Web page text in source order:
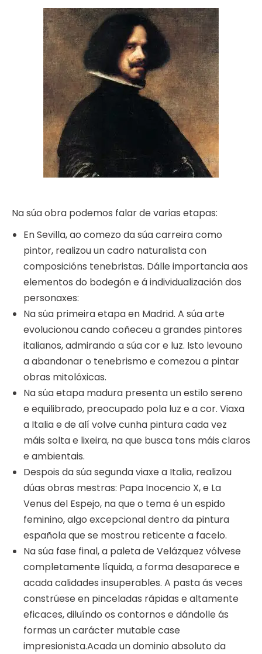
Na súa obra podemos falar de varias etapas:
En Sevilla, ao comezo da súa carreira como
pintor, realizou un cadro naturalista con
composicións tenebristas. Dálle importancia aos
elementos do bodegón e á individualización dos
personaxes:
Na súa primeira etapa en Madrid. A súa arte
evolucionou cando coñeceu a grandes pintores
italianos, admirando a súa cor e luz. Isto levouno
a abandonar o tenebrismo e comezou a pintar
obras mitolóxicas.
Na súa etapa madura presenta un estilo sereno
e equilibrado, preocupado pola luz e a cor. Viaxa
a Italia e de alí volve cunha pintura cada vez
máis solta e lixeira, na que busca tons máis claros
e ambientais.
Despois da súa segunda viaxe a Italia, realizou
dúas obras mestras: Papa Inocencio X, e La
Venus del Espejo, na que o tema é un espido
feminino, algo excepcional dentro da pintura
española que se mostrou reticente a facelo.
Na súa fase final, a paleta de Velázquez vólvese
completamente líquida, a forma desaparece e
acada calidades insuperables. A pasta ás veces
constrúese en pinceladas rápidas e altamente
eficaces, diluíndo os contornos e dándolle ás
formas un carácter mutable case
impresionista.Acada ​​un dominio absoluto da